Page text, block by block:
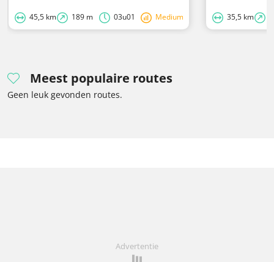
45,5 km 189 m 03u01 Medium 35,5 km
Meest populaire routes
Geen leuk gevonden routes.
Advertentie